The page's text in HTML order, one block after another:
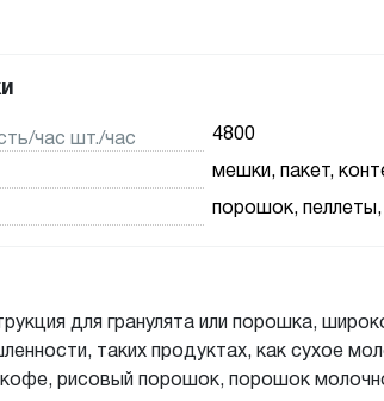
auger filling and volumetric dozing
час шт./час 4800
мешки, пакет,
порошок, пеллеты,
для гранулята или порошка,
таких продуктах, как сухое
рисовый порошок, порошок